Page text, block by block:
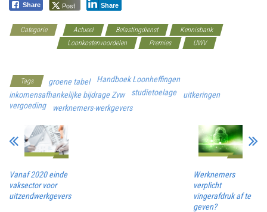
Share Post Share
Categorie Actueel Belastingdienst
Kennisbank
Loonkostenvoordelen Premies
UWV
Tags groene tabel
Handboek Loonheffingen
inkomensafhankelijke bijdrage Zvw
studietoelage
uitkeringen
vergoeding
werknemers-werkgevers
Vanaf 2020 einde
vaksector voor
uitzendwerkgevers
Werknemers
verplicht
vingerafdruk af te
geven?